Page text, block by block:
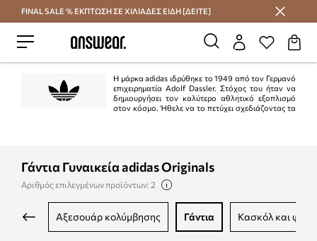
Εξοικονομήστε με το Answear Club
FINAL SALE % ΕΚΠΤΩΣΗ ΣΕ ΧΙΛΙΑΔΕΣ ΕΙΔΗ [ΔΕΙΤΕ]
Η μάρκα adidas ιδρύθηκε το 1949 από τον Γερμανό
επιχειρηματία Adolf Dassler. Στόχος του ήταν να
δημιουργήσει τον καλύτερο αθλητικό εξοπλισμό
στον κόσμο. Ήθελε να το πετύχει σχεδιάζοντας τα
Γάντια Γυναικεία adidas Originals
Αριθμός επιλεγμένων προϊόντων: 2
αξεσουάρ κολύμβησης γάντια κασκόλ και